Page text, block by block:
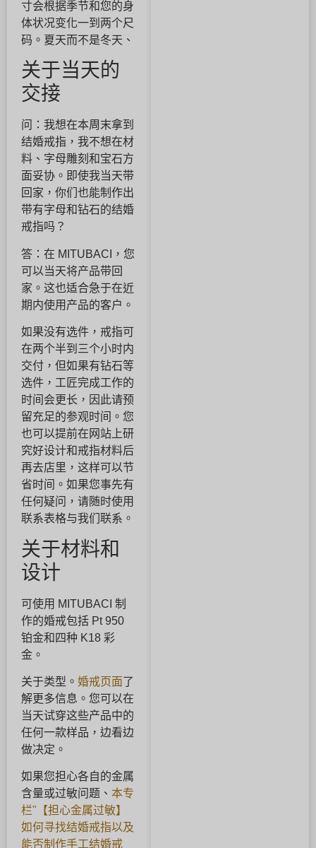
寸会根据季节和您的身
体状况变化一到两个尺
码。夏天而不是冬天、
关于当天的
交接
问：我想在本周末拿到
结婚戒指，我不想在材
料、字母雕刻和宝石方
面妥协。即使我当天带
回家，你们也能制作出
带有字母和钻石的结婚
戒指吗？
答：在 MITUBACI，您
可以当天将产品带回
家。这也适合急于在近
期内使用产品的客户。
如果没有选件，戒指可
在两个半到三个小时内
交付，但如果有钻石等
选件，工匠完成工作的
时间会更长，因此请预
留充足的参观时间。您
也可以提前在网站上研
究好设计和戒指材料后
再去店里，这样可以节
省时间。如果您事先有
任何疑问，请随时使用
联系表格与我们联系。
关于材料和
设计
可使用 MITUBACI 制
作的婚戒包括 Pt 950
铂金和四种 K18 彩
金。
关于类型。 婚戒页面了
解更多信息。您可以在
当天试穿这些产品中的
任何一款样品，边看边
做决定。
如果您担心各自的金属
含量或过敏问题、 本专
栏"【担心金属过敏】
如何寻找结婚戒指以及
能否制作手工结婚戒